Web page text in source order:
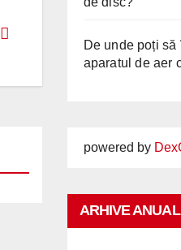
De unde poți să
aparatul de aer
powered by
ARHIVE